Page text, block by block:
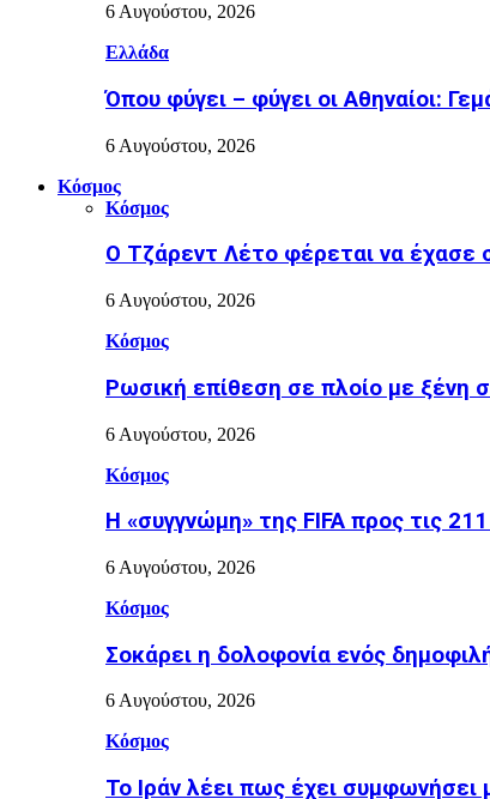
6 Αυγούστου, 2026
Ελλάδα
Όπου φύγει – φύγει οι Αθηναίοι:
6 Αυγούστου, 2026
Κόσμος
Κόσμος
Ο Τζάρεντ Λέτο φέρεται να έχασε
6 Αυγούστου, 2026
Κόσμος
Ρωσική επίθεση σε πλοίο με ξένη
6 Αυγούστου, 2026
Κόσμος
Η «συγγνώμη» της FIFA προς τις
6 Αυγούστου, 2026
Κόσμος
Σοκάρει η δολοφονία ενός
6 Αυγούστου, 2026
Κόσμος
Το Ιράν λέει πως έχει συμφωνήσει